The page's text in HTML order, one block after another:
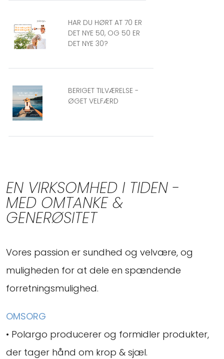
HAR DU HØRT AT 70 ER
DET NYE 50, OG 50 ER
DET NYE 30?
BERIGET TILVÆRELSE -
ØGET VELFÆRD
EN VIRKSOMHED I TIDEN -
MED OMTANKE &
GENERØSITET
Vores passion er sundhed og velvære, og
muligheden for at dele en spændende
forretningsmulighed.
OMSORG
• Polargo producerer og formidler produkter,
der tager hånd om krop & sjæl.